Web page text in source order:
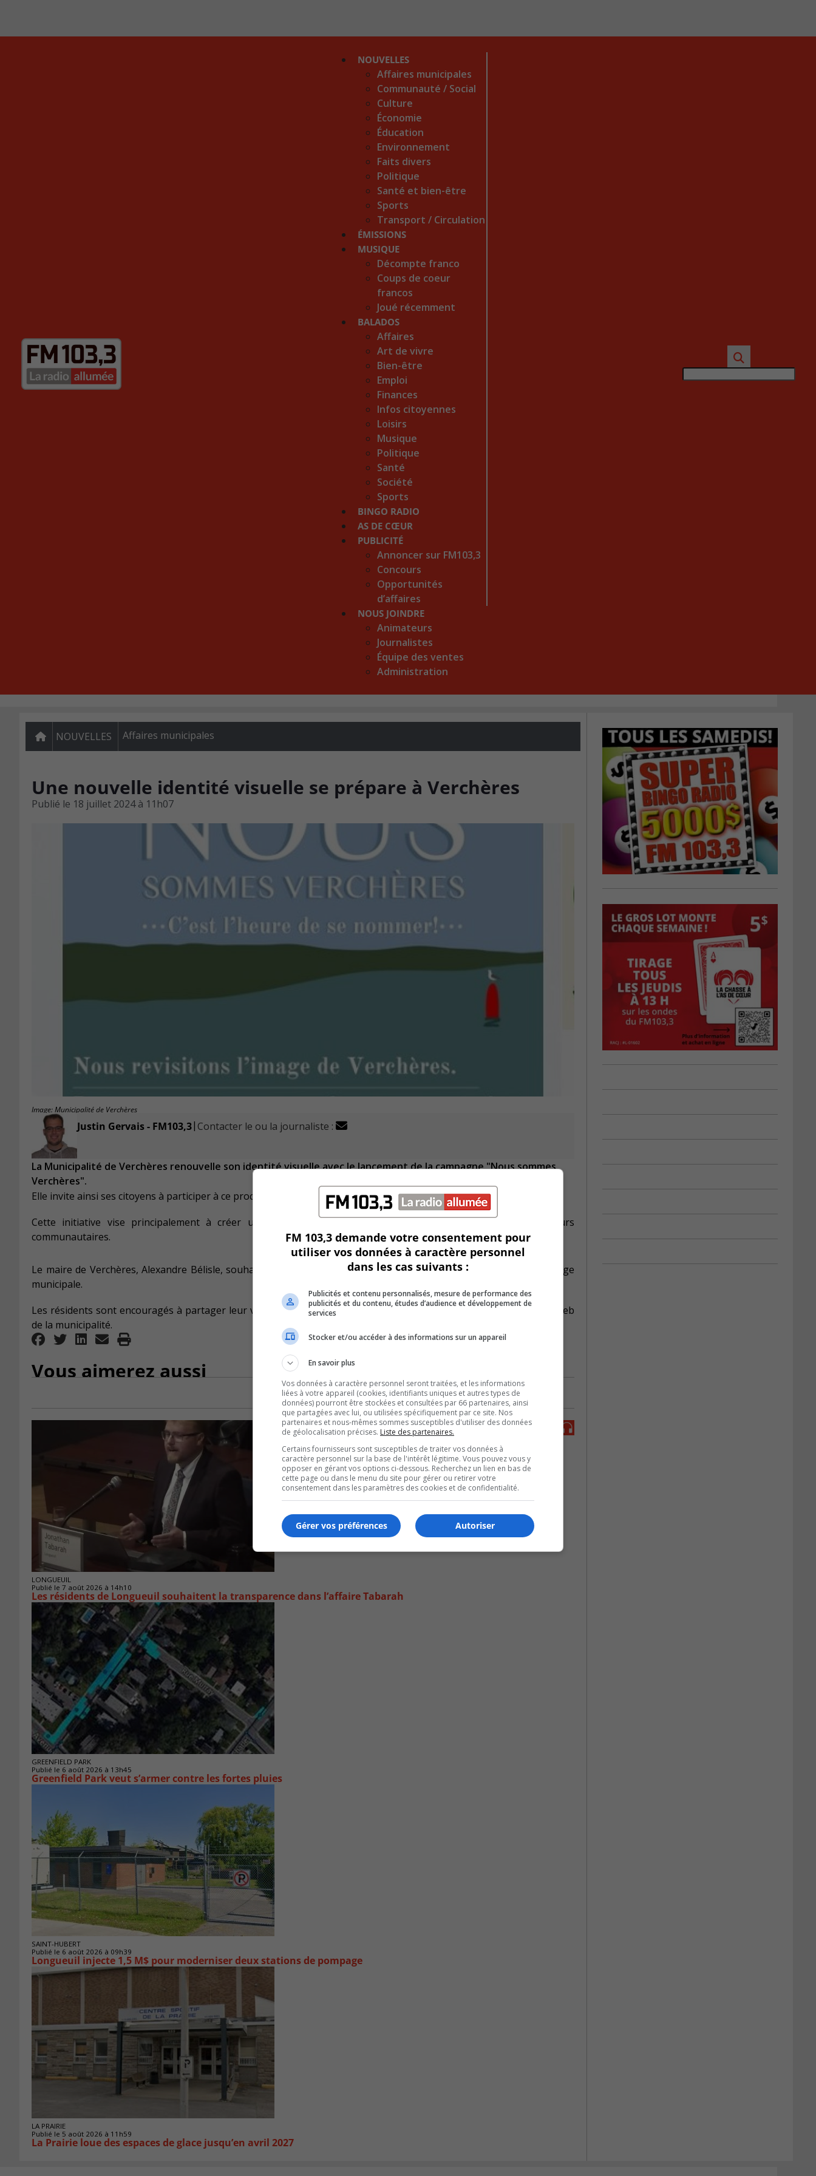
NOUVELLES
Affaires municipales
Communauté / Social
Culture
Économie
Éducation
Environnement
Faits divers
Politique
Santé et bien-être
Sports
Transport / Circulation
ÉMISSIONS
MUSIQUE
Décompte franco
Coups de coeur
francos
Joué récemment
BALADOS
Affaires
Art de vivre
Bien-être
Emploi
Finances
Infos citoyennes
Loisirs
Musique
Politique
Santé
Société
Sports
BINGO RADIO
AS DE CŒUR
PUBLICITÉ
Annoncer sur FM103,3
Concours
Opportunités
d’affaires
NOUS JOINDRE
Animateurs
Journalistes
Équipe des ventes
Administration
NOUVELLES Affaires municipales
Une nouvelle identité visuelle se prépare à Verchères
Publié le 18 juillet 2024 à 11h07
Image: Municipalité de Verchères
Justin Gervais - FM103,3| Contacter le ou la journaliste :
La Municipalité de Verchères renouvelle son identité visuelle avec le lancement de la campagne "Nous sommes
Verchères".
Elle invite ainsi ses citoyens à participer à ce processus et à donner leur vision.
Cette initiative vise principalement à créer une identité municipale authentique et représentative des valeurs
communautaires.
Le maire de Verchères, Alexandre Bélisle, souhaite que chaque citoyen se sente représenté par cette nouvelle image
municipale.
Les résidents sont encouragés à partager leur vision de Verchères via une plateforme en ligne dédiée sur le site web
de la municipalité.
Vous aimerez aussi
LONGUEUIL
Publié le 7 août 2026 à 14h10
Les résidents de Longueuil souhaitent la transparence dans l’affaire Tabarah
GREENFIELD PARK
Publié le 6 août 2026 à 13h45
Greenfield Park veut s’armer contre les fortes pluies
SAINT-HUBERT
Publié le 6 août 2026 à 09h39
Longueuil injecte 1,5 M$ pour moderniser deux stations de pompage
LA PRAIRIE
Publié le 5 août 2026 à 11h59
La Prairie loue des espaces de glace jusqu’en avril 2027
FM 103,3 demande votre consentement pour
utiliser vos données à caractère personnel
dans les cas suivants :
Publicités et contenu personnalisés, mesure de performance des
publicités et du contenu, études d’audience et développement de
services
Stocker et/ou accéder à des informations sur un appareil
En savoir plus
Vos données à caractère personnel seront traitées, et les informations
liées à votre appareil (cookies, identifiants uniques et autres types de
données) pourront être stockées et consultées par 66 partenaires, ainsi
que partagées avec lui, ou utilisées spécifiquement par ce site. Nos
partenaires et nous-mêmes sommes susceptibles d'utiliser des données
de géolocalisation précises. Liste des partenaires.
Certains fournisseurs sont susceptibles de traiter vos données à
caractère personnel sur la base de l'intérêt légitime. Vous pouvez vous y
opposer en gérant vos options ci-dessous. Recherchez un lien en bas de
cette page ou dans le menu du site pour gérer ou retirer votre
consentement dans les paramètres des cookies et de confidentialité.
Autoriser
Gérer vos préférences